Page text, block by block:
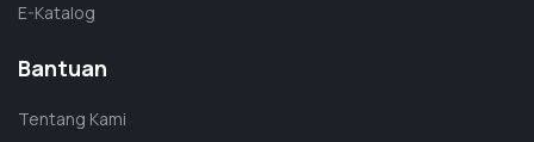
E-Katalog
Bantuan
Tentang Kami